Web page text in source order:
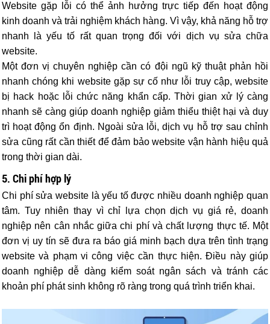
Website gặp lỗi có thể ảnh hưởng trực tiếp đến hoạt động
kinh doanh và trải nghiệm khách hàng. Vì vậy, khả năng hỗ trợ
nhanh là yếu tố rất quan trọng đối với dịch vụ sửa chữa
website.
Một đơn vị chuyên nghiệp cần có đội ngũ kỹ thuật phản hồi
nhanh chóng khi website gặp sự cố như lỗi truy cập, website
bị hack hoặc lỗi chức năng khẩn cấp. Thời gian xử lý càng
nhanh sẽ càng giúp doanh nghiệp giảm thiểu thiệt hại và duy
trì hoạt động ổn định. Ngoài sửa lỗi, dịch vụ hỗ trợ sau chỉnh
sửa cũng rất cần thiết để đảm bảo website vận hành hiệu quả
trong thời gian dài.
5. Chi phí hợp lý
Chi phí sửa website là yếu tố được nhiều doanh nghiệp quan
tâm. Tuy nhiên thay vì chỉ lựa chọn dịch vụ giá rẻ, doanh
nghiệp nên cân nhắc giữa chi phí và chất lượng thực tế. Một
đơn vị uy tín sẽ đưa ra báo giá minh bạch dựa trên tình trạng
website và phạm vi công việc cần thực hiện. Điều này giúp
doanh nghiệp dễ dàng kiểm soát ngân sách và tránh các
khoản phí phát sinh không rõ ràng trong quá trình triển khai.